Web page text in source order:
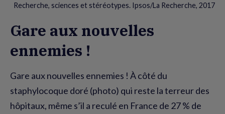
Recherche, sciences et stéréotypes. Ipsos/La Recherche, 2017
Gare aux nouvelles
ennemies !
Gare aux nouvelles ennemies ! À côté du
staphylocoque doré (photo) qui reste la terreur des
hôpitaux, même s’il a reculé en France de 27 % de